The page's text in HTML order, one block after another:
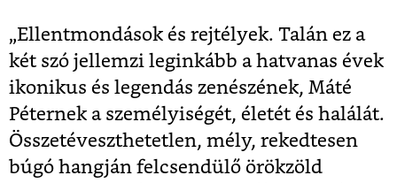
„Ellentmondások és rejtélyek. Talán ez a
két szó jellemzi leginkább a hatvanas évek
ikonikus és legendás zenészének, Máté
Péternek a személyiségét, életét és halálát.
Összetéveszthetetlen, mély, rekedtesen
búgó hangján felcsendülő örökzöld